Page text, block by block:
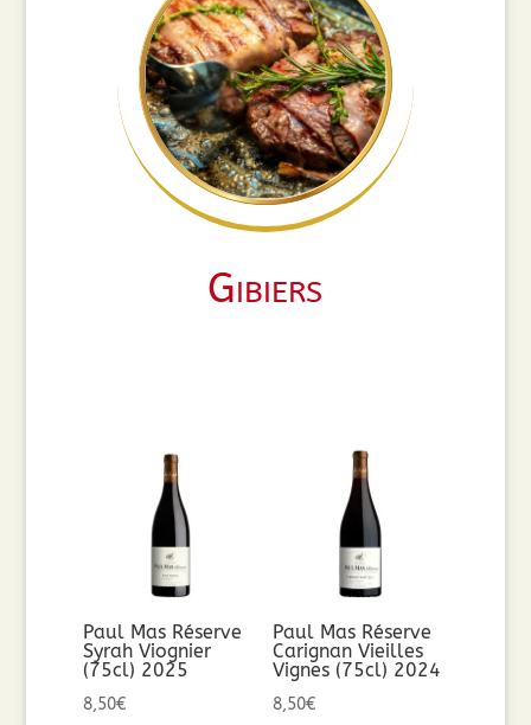
Gibiers
Paul Mas Réserve
Syrah Viognier
(75cl) 2025
8,50€
Paul Mas Réserve
Carignan Vieilles
Vignes (75cl) 2024
8,50€